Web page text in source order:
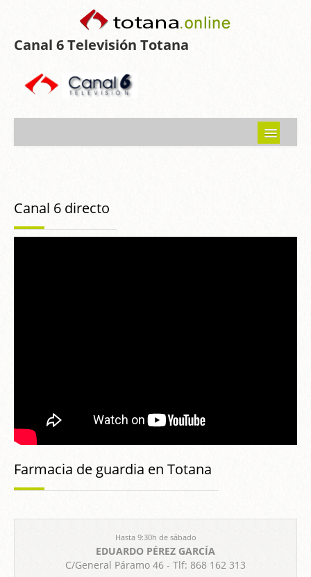
Canal 6 Televisión Totana
Programas emitidos
Canal 6 directo
Farmacia de guardia en Totana
Hasta 9:30h de sábado
EDUARDO PÉREZ GARCÍA
C/General Páramo 46 - Tlf: 868 162 313